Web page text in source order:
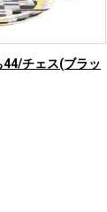
チェス(ブラッ